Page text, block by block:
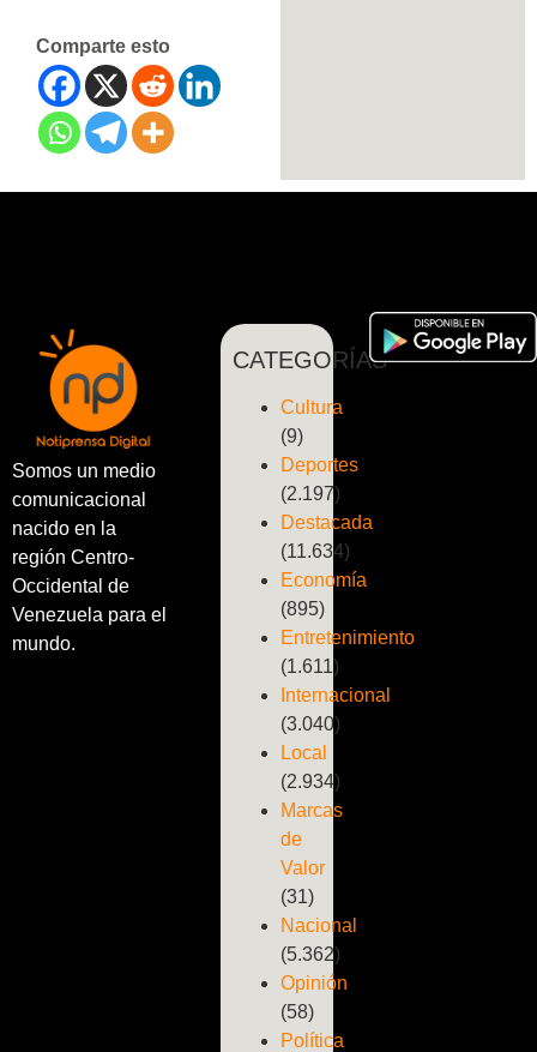
Comparte esto
Somos un medio
comunicacional
nacido en la
región Centro-
Occidental de
Venezuela para el
mundo.
CATEGORÍAS
Cultura
(9)
Deportes
(2.197)
Destacada
(11.634)
Economía
(895)
Entretenimiento
(1.611)
Internacional
(3.040)
Local
(2.934)
Marcas
de
Valor
(31)
Nacional
(5.362)
Opinión
(58)
Política